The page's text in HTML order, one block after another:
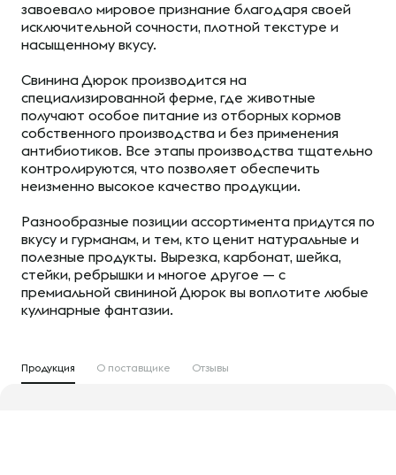
завоевало мировое признание благодаря своей
исключительной сочности, плотной текстуре и
насыщенному вкусу.
Свинина Дюрок производится на
специализированной ферме, где животные
получают особое питание из отборных кормов
собственного производства и без применения
антибиотиков. Все этапы производства тщательно
контролируются, что позволяет обеспечить
неизменно высокое качество продукции.
Разнообразные позиции ассортимента придутся по
вкусу и гурманам, и тем, кто ценит натуральные и
полезные продукты. Вырезка, карбонат, шейка,
стейки, ребрышки и многое другое — с
премиальной свининой Дюрок вы воплотите любые
кулинарные фантазии.
Продукция О поставщике Отзывы